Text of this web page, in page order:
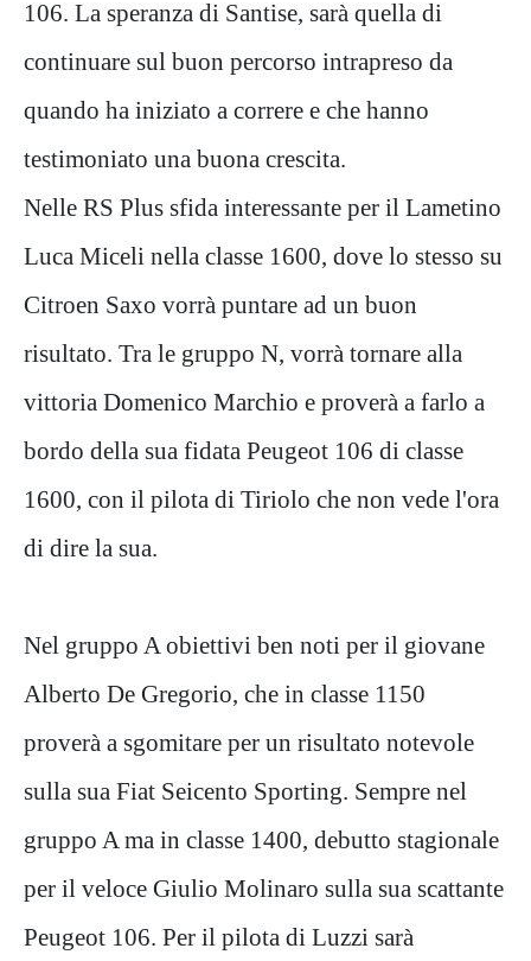
106. La speranza di Santise, sarà quella di
continuare sul buon percorso intrapreso da
quando ha iniziato a correre e che hanno
testimoniato una buona crescita.
Nelle RS Plus sfida interessante per il Lametino
Luca Miceli nella classe 1600, dove lo stesso su
Citroen Saxo vorrà puntare ad un buon
risultato. Tra le gruppo N, vorrà tornare alla
vittoria Domenico Marchio e proverà a farlo a
bordo della sua fidata Peugeot 106 di classe
1600, con il pilota di Tiriolo che non vede l'ora
di dire la sua.
Nel gruppo A obiettivi ben noti per il giovane
Alberto De Gregorio, che in classe 1150
proverà a sgomitare per un risultato notevole
sulla sua Fiat Seicento Sporting. Sempre nel
gruppo A ma in classe 1400, debutto stagionale
per il veloce Giulio Molinaro sulla sua scattante
Peugeot 106. Per il pilota di Luzzi sarà